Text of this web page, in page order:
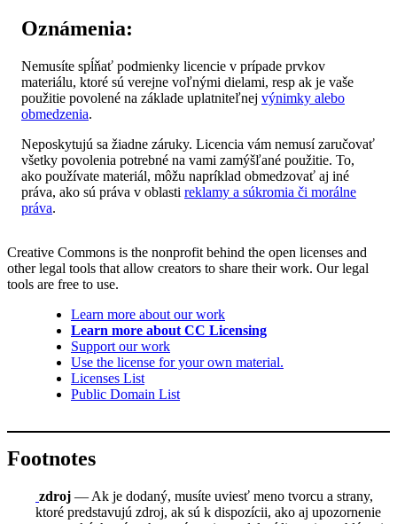
Oznámenia:
Nemusíte spĺňať podmienky licencie v prípade prvkov
materiálu, ktoré sú verejne voľnými dielami, resp ak je vaše
použitie povolené na základe uplatniteľnej výnimky alebo
obmedzenia.
Neposkytujú sa žiadne záruky. Licencia vám nemusí zaručovať
všetky povolenia potrebné na vami zamýšľané použitie. To,
ako používate materiál, môžu napríklad obmedzovať aj iné
práva, ako sú práva v oblasti reklamy a súkromia či morálne
práva.
Creative Commons is the nonprofit behind the open licenses and
other legal tools that allow creators to share their work. Our legal
tools are free to use.
Learn more about our work
Learn more about CC Licensing
Support our work
Use the license for your own material.
Licenses List
Public Domain List
Footnotes
zdroj — Ak je dodaný, musíte uviesť meno tvorcu a strany,
ktoré predstavujú zdroj, ak sú k dispozícii, ako aj upozornenie